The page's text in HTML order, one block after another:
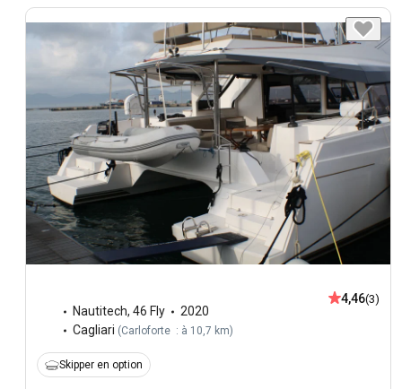
Nautitech, 46 Fly
2020
Cagliari (Carloforte : à 10,7 km)
4,46(3)
Skipper en option